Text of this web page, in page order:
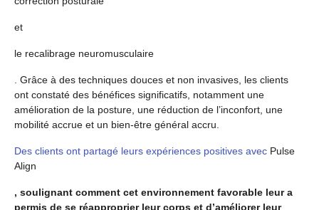
et
le recalibrage neuromusculaire
. Grâce à des techniques douces et non invasives, les clients
ont constaté des bénéfices significatifs, notamment une
amélioration de la posture, une réduction de l’inconfort, une
mobilité accrue et un bien-être général accru.
Des clients ont partagé leurs expériences positives avec Pulse
Align
, soulignant comment cet environnement favorable leur a
permis de se réapproprier leur corps et d’améliorer leur